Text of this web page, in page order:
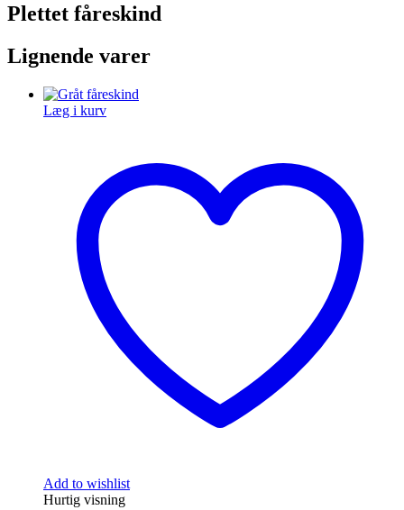
Plettet fåreskind
Lignende varer
Læg i kurv
Add to wishlist
Hurtig visning